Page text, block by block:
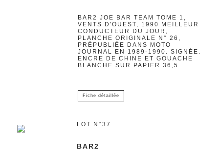
BAR2 JOE BAR TEAM TOME 1,
VENTS D'OUEST, 1990 MEILLEUR
CONDUCTEUR DU JOUR,
PLANCHE ORIGINALE N° 26,
PRÉPUBLIÉE DANS MOTO
JOURNAL EN 1989-1990. SIGNÉE.
ENCRE DE CHINE ET GOUACHE
BLANCHE SUR PAPIER 36,5…
Fiche détaillée
LOT N°37
BAR2